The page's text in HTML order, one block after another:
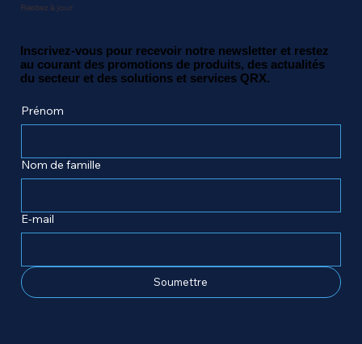
Restez à jour
Inscrivez-vous pour recevoir notre newsletter et restez
au courant des promotions de produits, des actualités
du secteur et des solutions et services QRX.
Prénom
Nom de famille
E-mail
Soumettre